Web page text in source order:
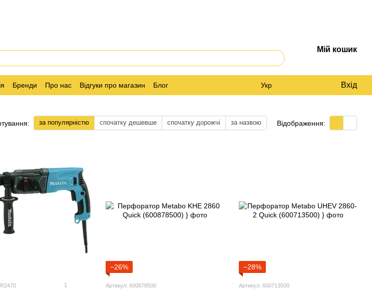
Мій кошик
Бренди Про нас Відгуки про магазин Блог Укр Вхід
за популярністю спочатку дешевше спочатку дорожчі за назвою Відображення:
1
−26%
Артикул: 600878500
−28%
Артикул: 600713500